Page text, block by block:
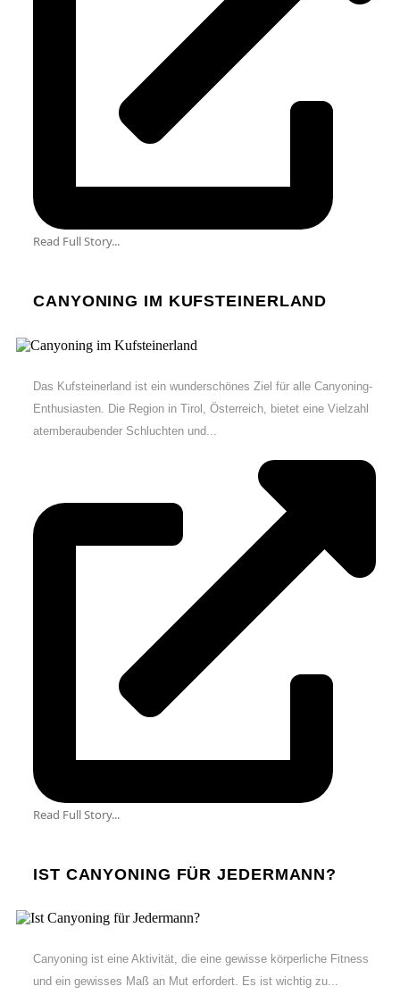
Read Full Story...
CANYONING IM KUFSTEINERLAND
Das Kufsteinerland ist ein wunderschönes Ziel für alle Canyoning-
Enthusiasten. Die Region in Tirol, Österreich, bietet eine Vielzahl
atemberaubender Schluchten und...
Read Full Story...
IST CANYONING FÜR JEDERMANN?
Canyoning ist eine Aktivität, die eine gewisse körperliche Fitness
und ein gewisses Maß an Mut erfordert. Es ist wichtig zu...